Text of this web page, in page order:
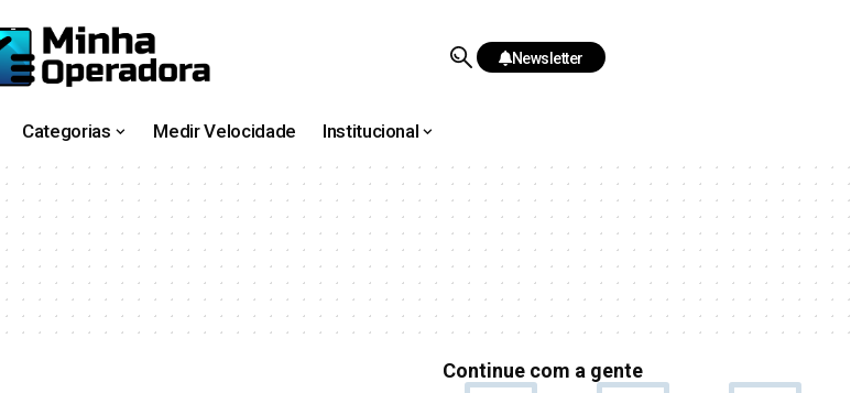
Newsletter
Categorias Medir Velocidade Institucional
Continue com a gente